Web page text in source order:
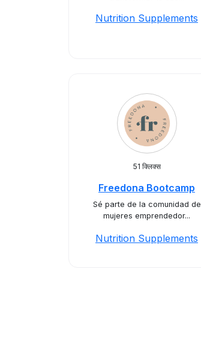
Nutrition Supplements
51 क्लिक्स
Freedona Bootcamp
Sé parte de la comunidad de
mujeres emprendedor...
Nutrition Supplements